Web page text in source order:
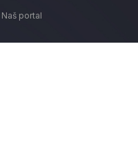
Naš portal